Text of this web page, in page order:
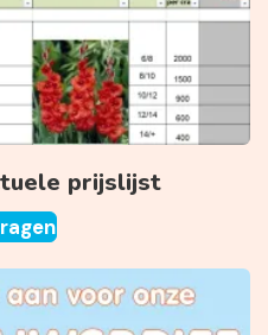
prijslijst